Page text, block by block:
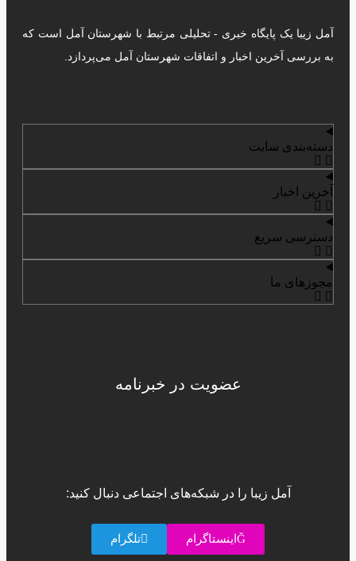
آمل زیبا یک پایگاه خبری - تحلیلی مرتبط با شهرستان آمل است که
به بررسی آخرین اخبار و اتفاقات شهرستان آمل می‌پردازد.
دسته‌بندی سایت
آخرین اخبار
دسترسی سریع
مجوزهای ما
عضویت در خبرنامه
آمل زیبا را در شبکه‌های اجتماعی دنبال کنید:
اینستاگرام تلگرام